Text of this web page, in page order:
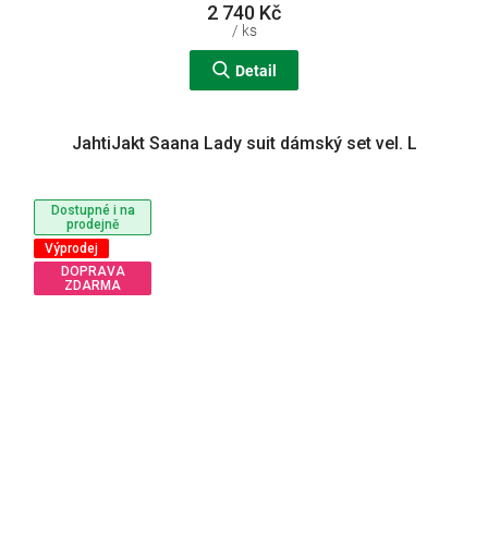
2 740 Kč
/ ks
Detail
Dostupné i na
prodejně
Výprodej
DOPRAVA
ZDARMA
JahtiJakt Saana Lady suit dámský set vel. L